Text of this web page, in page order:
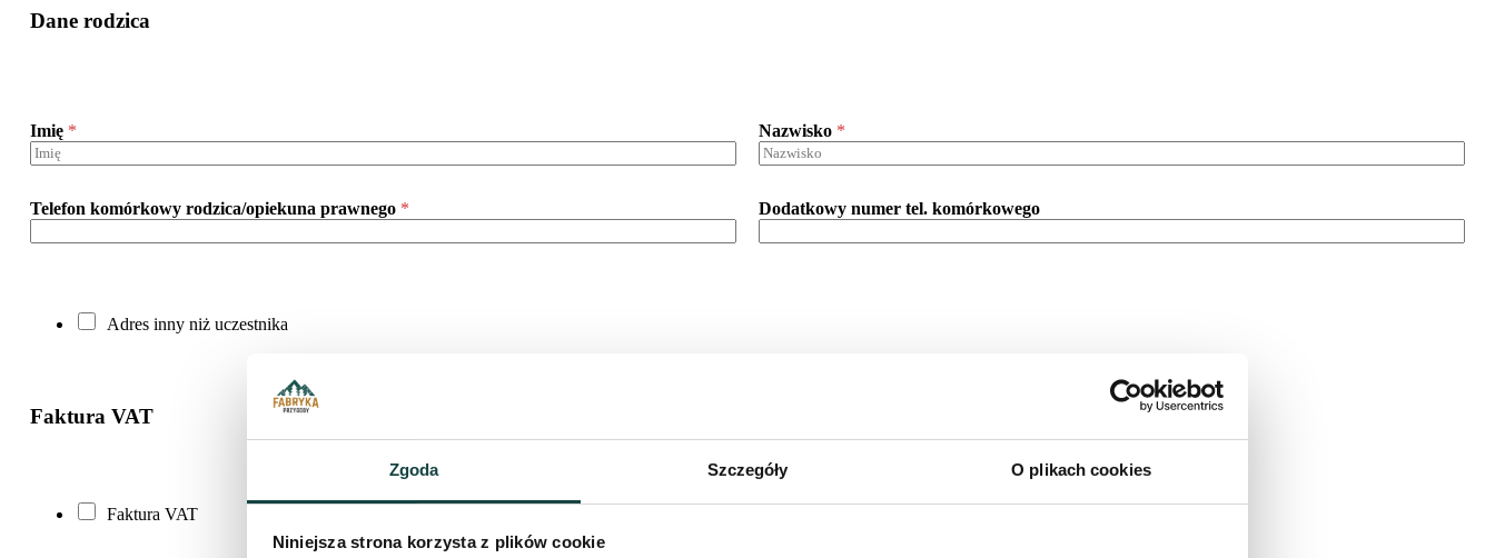
Zgoda Szczegóły O plikach cookies
Niniejsza strona korzysta z plików cookie
Dane rodzica
Imię * Nazwisko *
Telefon komórkowy rodzica/opiekuna prawnego * Dodatkowy numer tel. komórkowego
i
Adres inny niż uczestnika
Faktura VAT
Faktura VAT